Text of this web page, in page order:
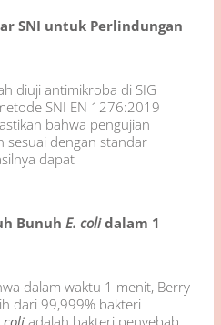
SNI untuk Perlindungan
diuji antimikroba di SIG
SNI EN 1276:2019
bahwa pengujian
sesuai dengan standar
dapat
Bunuh E. colidalam 1
dalam waktu 1 menit, Berry
dari 99,999% bakteri
coliadalah bakteri penyebab